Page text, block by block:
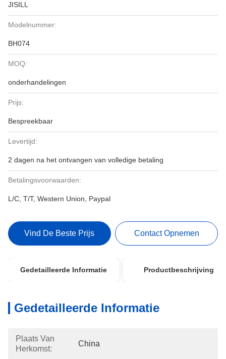
JISILL
Modelnummer:
BH074
MOQ:
onderhandelingen
Prijs:
Bespreekbaar
Levertijd:
2 dagen na het ontvangen van volledige betaling
Betalingsvoorwaarden:
L/C, T/T, Western Union, Paypal
Vind De Beste Prijs Contact Opnemen
Gedetailleerde Informatie Productbeschrijving
Gedetailleerde Informatie
Plaats Van
Herkomst:
China